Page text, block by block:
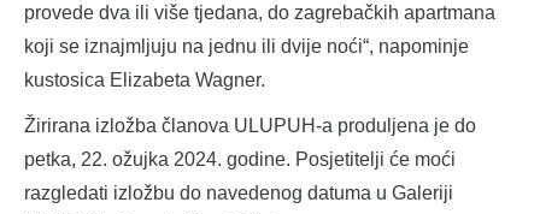
provede dva ili više tjedana, do zagrebačkih apartmana
koji se iznajmljuju na jednu ili dvije noći“, napominje
kustosica Elizabeta Wagner.
Žirirana izložba članova ULUPUH-a produljena je do
petka, 22. ožujka 2024. godine. Posjetitelji će moći
razgledati izložbu do navedenog datuma u Galeriji